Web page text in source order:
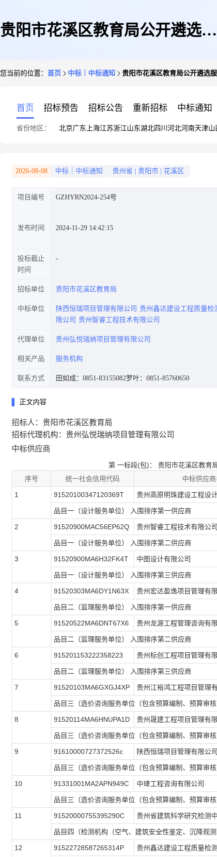
贵阳市花溪区教育局公开遴选服
您当前的位置： 首页 中标｜中标通知 贵阳市花溪区教育局公开遴选
首页 招标预告 招标公告 重新招标 中标通知
省份地区： 北京广东 上海江苏浙江山东湖北四川 河北河南天津山
2026-08-08 中标｜中标通知 贵州省 贵阳市 花溪区
项目编号 GZHYRN2024-254号
发布时间 2024-11-29 14:42:15
投标截止
时间
招标单位 贵阳市花溪区教育局
中标单位 陕西恒瑞项目管理有限公司 贵州鑫达建设工程质量检
限公司 贵州智睿工程技术有限公司
代理单位 贵州弘悦瑞纳项目管理有限公司
相关产品 服务机构
联系方式 田如成：0851-83155082罗叶：0851-85760650
正文内容
招标人：贵阳市花溪区教育局
招标代理机构：贵州弘悦瑞纳项目管理有限公司
中标供应商
第 一标段(包)： 贵阳市花溪区教育
序号
统一社会信用代码 中标供应
1 91520100347120369T 贵州高原明珠建设工程设
品目一（设计服务单位） 入围排序第一供应商
2 91520900MAC56EP62Q 贵州智睿工程技术有限公
品目一（设计服务单位） 入围排序第二供应商
3 91520900MA6H32FK4T 中图设计有限公司
品目一（设计服务单位） 入围排序第三供应商
4 91520303MA6DY1N63X 贵州宏达盈逸项目管理有
品目二（监理服务单位） 入围排序第一供应商
5 91520522MA6DNT67X6 贵州龙源工程管理咨询有
品目二（监理服务单位） 入围排序第二供应商
6 915201153222358223 贵州标创工程项目管理有
品目二（监理服务单位） 入围排序第三供应商
7 91520103MA6GXGJ4XP 贵州江裕鸿工程项目管理
品目三（造价咨询服务单位（包含预算编制、预算审
8 91520114MA6HNUPA1D 贵州晟建工程项目管理有
品目三（造价咨询服务单位（包含预算编制、预算审
9 91610000727372526c 陕西恒瑞项目管理有限公
品目三（造价咨询服务单位（包含预算编制、预算审
10 91331001MA2APN949C 中珒工程咨询有限公司
品目三（造价咨询服务单位（包含预算编制、预算审
11 91520000755395290C 贵州省建筑科学研究检测
品目四（检测机构（空气、建筑安全性鉴定、沉降观
12 91522728587265314P 贵州鑫达建设工程质量检